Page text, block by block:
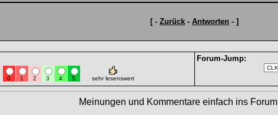
[ - Zurück - Antworten - ]
0 1 2 3 4 5 sehr lesenswert
Forum-Jump:
Meinungen und Kommentare einfach ins Forum